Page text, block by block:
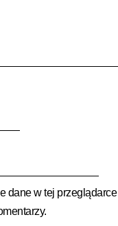
dane w tej